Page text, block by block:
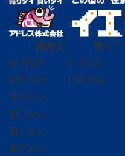
総合受
付 0120-
297-011
売りた
い 0120-
139-664
売りたい
買いたい
貸したい
借りたい